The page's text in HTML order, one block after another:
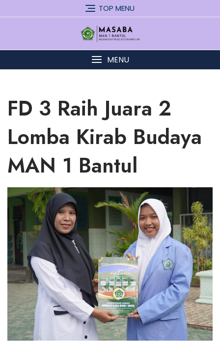
to
TOP MENU
MENU
FD 3 Raih Juara 2
Lomba Kirab Budaya
MAN 1 Bantul